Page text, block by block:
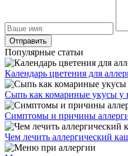
Популярные статьи
Календарь цветения для
Сыпь как комариные укусы у
Симптомы и причины
Чем лечить аллергический